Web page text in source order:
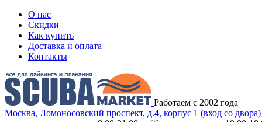
О нас
Скидки
Как купить
Доставка и оплата
Контакты
Работаем с 2002 года
Москва, Ломоносовский проспект, д.4, корпус 1 (вход со двора)